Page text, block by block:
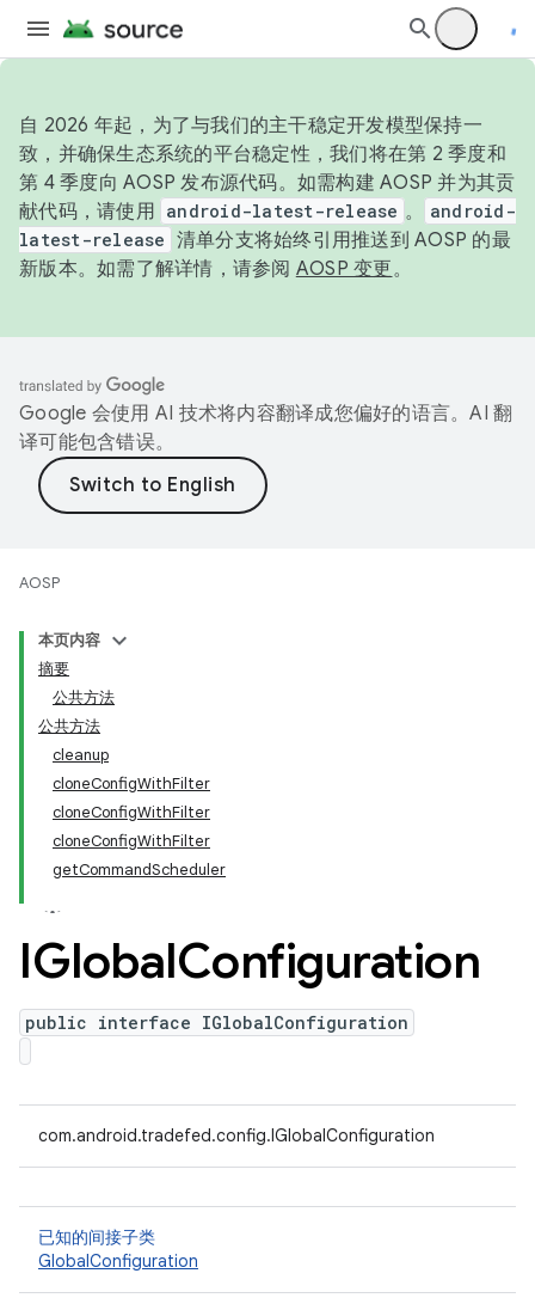
自 2026 年起，为了与我们的主干稳定开发模型保持一
致，并确保生态系统的平台稳定性，我们将在第 2 季度和
第 4 季度向 AOSP 发布源代码。如需构建 AOSP 并为其贡
献代码，请使用 android-latest-release 。
android-
latest-release 清单分支将始终引用推送到 AOSP 的最
新版本。如需了解详情，请参阅 AOSP 变更。
Google 会使用 AI 技术将内容翻译成您偏好的语言。AI 翻
译可能包含错误。
AOSP
本页内容
摘要
公共方法
公共方法
cleanup
cloneConfigWithFilter
cloneConfigWithFilter
cloneConfigWithFilter
getCommandScheduler
IGlobalConfiguration
public interface IGlobalConfiguration
com.android.tradefed.config.IGlobalConfiguration
已知的间接子类
GlobalConfiguration